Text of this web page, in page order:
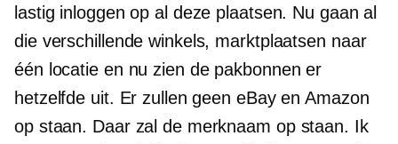
lastig inloggen op al deze plaatsen. Nu gaan al
die verschillende winkels, marktplaatsen naar
één locatie en nu zien de pakbonnen er
hetzelfde uit. Er zullen geen eBay en Amazon
op staan. Daar zal de merknaam op staan. Ik